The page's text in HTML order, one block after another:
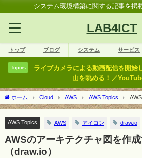
システム環境構築に関する記事を掲
LAB4ICT
トップ ブログ システム サービス
Topics
ライブカメラによる動画配信を開始
山を眺める！／
ホーム Cloud AWS AWS Topics
る！（draw.io）
AWS Topics AWS アイコン draw.io
AWSのアーキテクチャ図を作成
（draw.io）